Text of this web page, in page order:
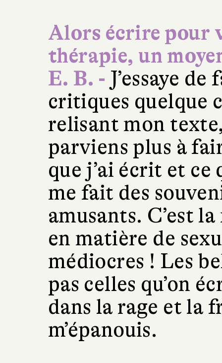
Alors écrire pour
thérapie, un
E. B. - J’essaye
critiques quelque
relisant mon
parviens plus à
que j’ai écrit et ce
me fait des
amusants. C’est
en matière de
médiocres ! Les
pas celles qu’on
dans la rage et la
m’épanouis.